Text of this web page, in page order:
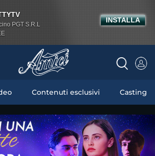
Contenuti esclusivi Casting
PGT S.R.L
INSTALLA